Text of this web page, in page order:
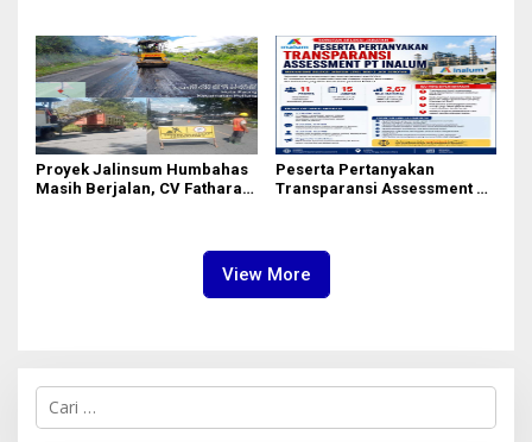
Proyek Jalinsum Humbahas
Masih Berjalan, CV Fathara
Peserta Pertanyakan
Transparansi Assessment PT
View More
C